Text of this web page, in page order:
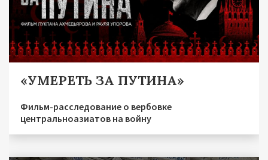
«УМЕРЕТЬ ЗА ПУТИНА»
Фильм-расследование о вербовке
центральноазиатов на войну